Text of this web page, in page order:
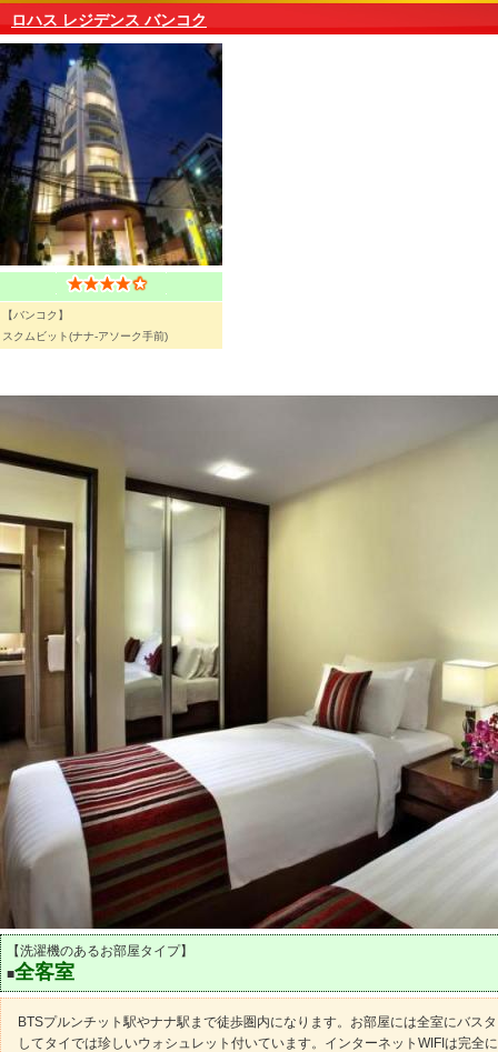
ロハス レジデンス バンコク
【バンコク】
スクムビット(ナナ-アソーク手前)
【洗濯機のあるお部屋タイプ】
■全客室
BTSプルンチット駅やナナ駅まで徒歩圏内になります。お部屋には全室にバス
してタイでは珍しいウォシュレット付いています。インターネットWIFIは完全